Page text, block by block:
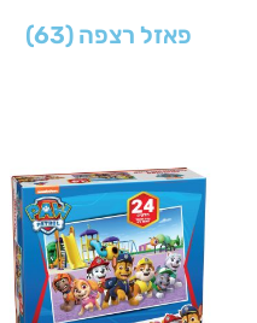
פאזל רצפה(63)